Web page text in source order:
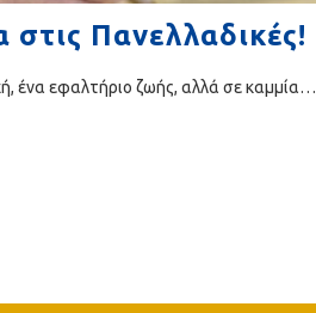
στις Πανελλαδικές!
ένα εφαλτήριο ζωής, αλλά σε καμμία…